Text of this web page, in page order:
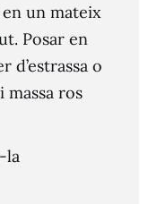
un mateix
Posar en
d’estrassa o
massa ros
la